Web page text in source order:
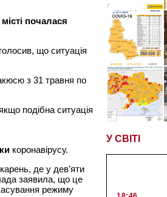
почалася
що ситуація
з 31 травня по
подібна ситуація
коронавірусу.
де у дев’яти
заявила, що це
режиму
У СВІТІ